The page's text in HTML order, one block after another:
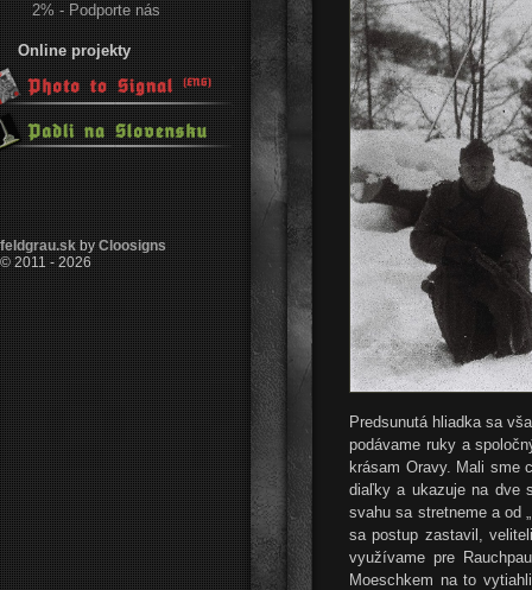
2% - Podporte nás
Online projekty
feldgrau.skbyCloosigns
© 2011 - 2026
Predsunutá hliadka sa
podávame ruky a
krásam Oravy. Mali sme
diaľky a ukazuje na dve
svahu sa stretneme a od
sa postup zastavil,
využívame pre
Moeschkem na to